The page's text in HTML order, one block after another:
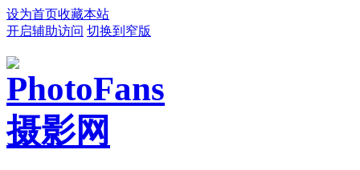
设为首页收藏本站
开启辅助访问 切换到窄版